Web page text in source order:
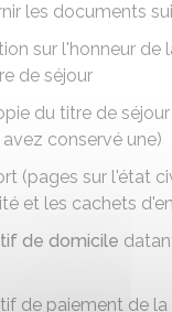
les documents
sur l'honneur de
de séjour
du titre de
conservé une)
(pages sur l'état
et les cachets
de domicile
de paiement de